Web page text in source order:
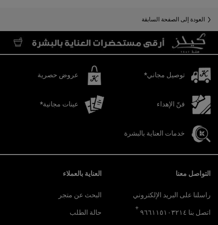
العودة إلى الصفحة السابقة
توصيل مجاني* عروض حصرية
فنّ الإهداء عينات مجانية*
خدمات العناية بالبشرة
التواصل معنا
راسلنا على البريد الإلكتروني
اتصل بنا ٩٦٦١١٥١٠٣٢١٤
+
العناية بالعملاء
البحث عن متجر
حالة الطلب